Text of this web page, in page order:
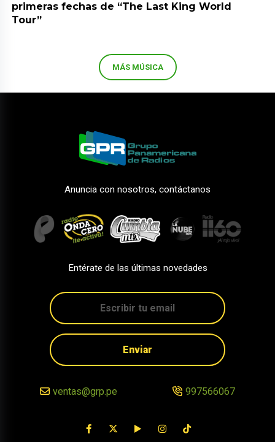
primeras fechas de “The Last King World
Tour”
MÁS MÚSICA
Anuncia con nosotros, contáctanos
Entérate de las últimas novedades
Enviar
ventas@grp.pe 997566067